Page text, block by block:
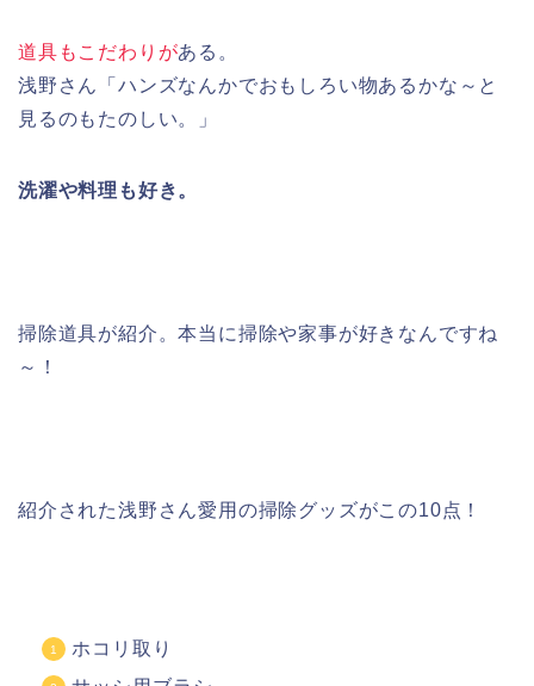
道具もこだわりがある。
浅野さん「ハンズなんかでおもしろい物あるかな～と
見るのもたのしい。」
洗濯や料理も好き。
掃除道具が紹介。本当に掃除や家事が好きなんですね
～！
紹介された浅野さん愛用の掃除グッズがこの10点！
ホコリ取り